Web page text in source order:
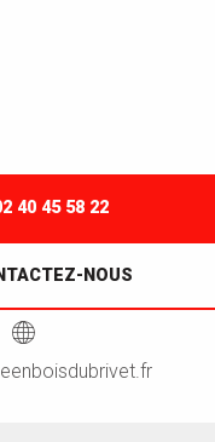
40 45 58 22
NOUS